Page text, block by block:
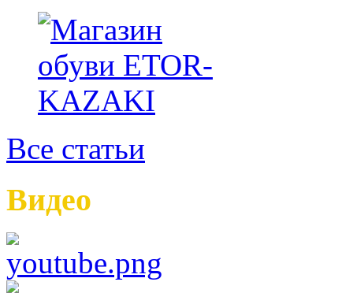
Все статьи
Видео